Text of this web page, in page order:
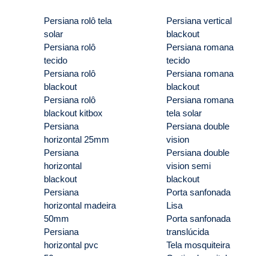
Persiana rolô tela
solar
Persiana rolô
tecido
Persiana rolô
blackout
Persiana rolô
blackout kitbox
Persiana
horizontal 25mm
Persiana
horizontal
blackout
Persiana
horizontal madeira
50mm
Persiana
horizontal pvc
Persiana vertical
blackout
Persiana romana
tecido
Persiana romana
blackout
Persiana romana
tela solar
Persiana double
vision
Persiana double
vision semi
blackout
Porta sanfonada
Lisa
Porta sanfonada
translúcida
Tela mosquiteira